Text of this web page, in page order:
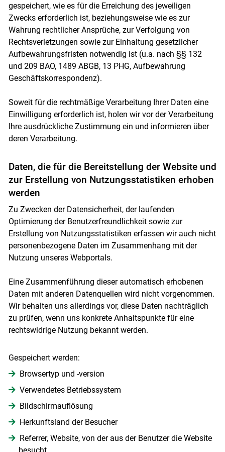
gespeichert, wie es für die Erreichung des jeweiligen
Zwecks erforderlich ist, beziehungsweise wie es zur
Wahrung rechtlicher Ansprüche, zur Verfolgung von
Rechtsverletzungen sowie zur Einhaltung gesetzlicher
Aufbewahrungsfristen notwendig ist (u.a. nach §§ 132
und 209 BAO, 1489 ABGB, 13 PHG, Aufbewahrung
Geschäftskorrespondenz).
Soweit für die rechtmäßige Verarbeitung Ihrer Daten eine
Einwilligung erforderlich ist, holen wir vor der Verarbeitung
Ihre ausdrückliche Zustimmung ein und informieren über
deren Verarbeitung.
Daten, die für die Bereitstellung der Website und
zur Erstellung von Nutzungsstatistiken erhoben
werden
Zu Zwecken der Datensicherheit, der laufenden
Optimierung der Benutzerfreundlichkeit sowie zur
Erstellung von Nutzungsstatistiken erfassen wir auch nicht
personenbezogene Daten im Zusammenhang mit der
Nutzung unseres Webportals.
Eine Zusammenführung dieser automatisch erhobenen
Daten mit anderen Datenquellen wird nicht vorgenommen.
Wir behalten uns allerdings vor, diese Daten nachträglich
zu prüfen, wenn uns konkrete Anhaltspunkte für eine
rechtswidrige Nutzung bekannt werden.
Gespeichert werden:
Browsertyp und -version
Verwendetes Betriebssystem
Bildschirmauflösung
Herkunftsland der Besucher
Referrer, Website, von der aus der Benutzer die Website
besucht